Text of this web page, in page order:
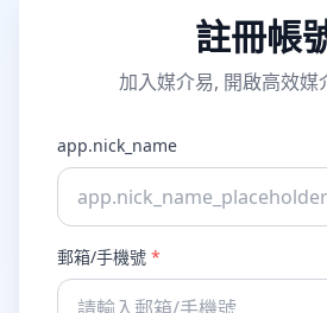
註冊帳
加入媒介易, 開啟高效媒
app.nick_name
郵箱/手機號 *